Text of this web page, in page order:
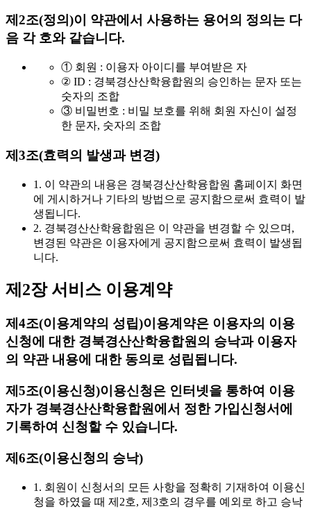
제2조(정의)이 약관에서 사용하는 용어의 정의는 다
음 각 호와 같습니다.
① 회원 : 이용자 아이디를 부여받은 자
② ID : 경북경산산학융합원의 승인하는 문자 또는
숫자의 조합
③ 비밀번호 : 비밀 보호를 위해 회원 자신이 설정
한 문자, 숫자의 조합
제3조(효력의 발생과 변경)
1. 이 약관의 내용은 경북경산산학융합원 홈페이지 화면
에 게시하거나 기타의 방법으로 공지함으로써 효력이 발
생됩니다.
2. 경북경산산학융합원은 이 약관을 변경할 수 있으며,
변경된 약관은 이용자에게 공지함으로써 효력이 발생됩
니다.
제2장 서비스 이용계약
제4조(이용계약의 성립)이용계약은 이용자의 이용
신청에 대한 경북경산산학융합원의 승낙과 이용자
의 약관 내용에 대한 동의로 성립됩니다.
제5조(이용신청)이용신청은 인터넷을 통하여 이용
자가 경북경산산학융합원에서 정한 가입신청서에
기록하여 신청할 수 있습니다.
제6조(이용신청의 승낙)
1. 회원이 신청서의 모든 사항을 정확히 기재하여 이용신
청을 하였을 때 제2호, 제3호의 경우를 예외로 하고 승낙